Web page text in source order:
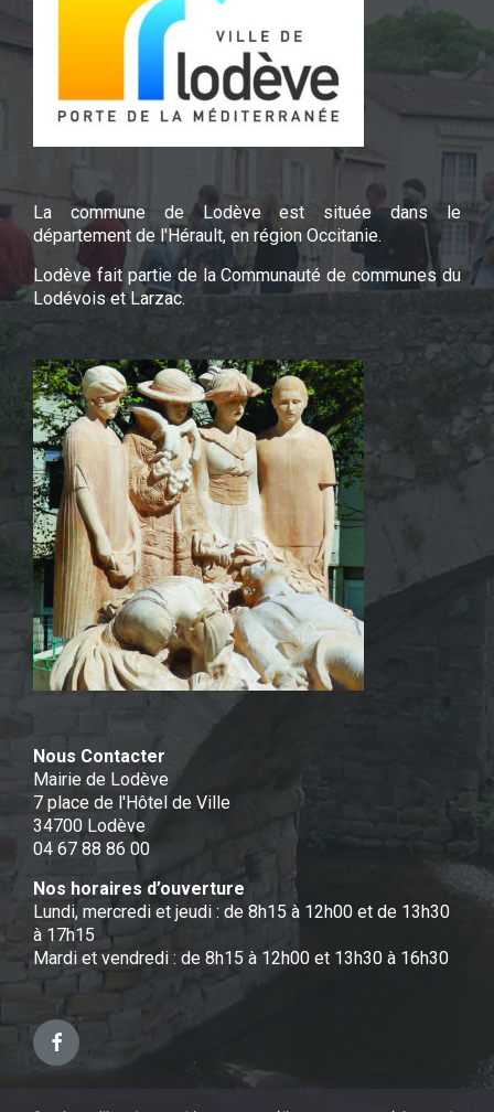
La commune de Lodève est située dans le
département de l'Hérault, en région Occitanie.
Lodève fait partie de la Communauté de communes du
Lodévois et Larzac.
Nous Contacter
Mairie de Lodève
7 place de l'Hôtel de Ville
34700 Lodève
04 67 88 86 00
Nos horaires d’ouverture
Lundi, mercredi et jeudi : de 8h15 à 12h00 et de 13h30
à 17h15
Mardi et vendredi : de 8h15 à 12h00 et 13h30 à 16h30
Facebook